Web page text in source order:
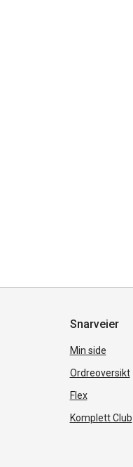
Snarveier
Min side
Ordreoversikt
Flex
Komplett Club